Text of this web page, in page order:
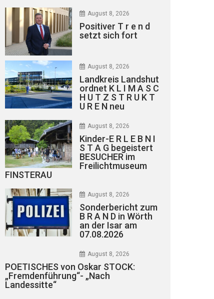
August 8, 2026
Positiver T r e n d
setzt sich fort
August 8, 2026
Landkreis Landshut
ordnet K L I M A S C
H U T Z S T R U K T
U R E N neu
August 8, 2026
Kinder-E R L E B N I
S T A G begeistert
BESUCHER im
Freilichtmuseum
FINSTERAU
August 8, 2026
Sonderbericht zum
B R A N D in Wörth
an der Isar am
07.08.2026
August 8, 2026
POETISCHES von Oskar STOCK:
„Fremdenführung“- „Nach
Landessitte“